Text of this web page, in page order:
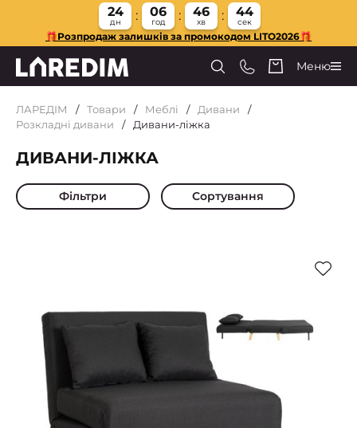
24
дн
06
год
46
хв
43
сек
🎁Розпродаж залишків за промокодом LITO2026🎁
Меню
ЛАРЕДІМ Товари Меблі
Дивани
Розкладні дивани
Дивани-ліжка
ДИВАНИ-ЛІЖКА
Фільтри Сортування